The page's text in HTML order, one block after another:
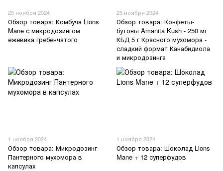
25 ноября 2024
Обзор товара: Комбуча Lions
Mane с микродозингом
ежевика гребенчатого
25 ноября 2024
Обзор товара: Конфеты-
бутоны Amanita Kush - 250 мг
КБД 5 г Красного мухомора -
сладкий формат Канабидиола
и микродозинга
1 ноября 2024
Обзор товара: Микродозинг
Пантерного мухомора в
капсулах
1 ноября 2024
Обзор товара: Шоколад Lions
Mane + 12 суперфудов